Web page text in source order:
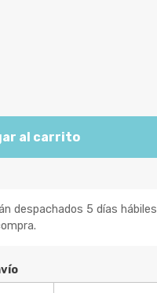
al carrito
despachados 5 días hábiles